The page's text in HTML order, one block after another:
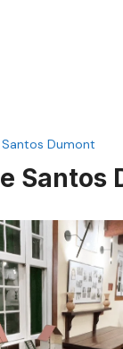
Dumont
Santos